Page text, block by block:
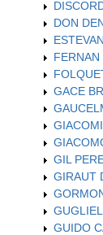
DON
FERNAN
GACE
GIL
GIRAUT
GUIDO